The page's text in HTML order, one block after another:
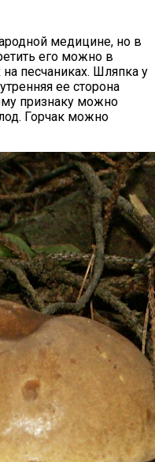
медицине, но в
его можно в
песчаниках. Шляпка у
ее сторона
признаку можно
Горчак можно